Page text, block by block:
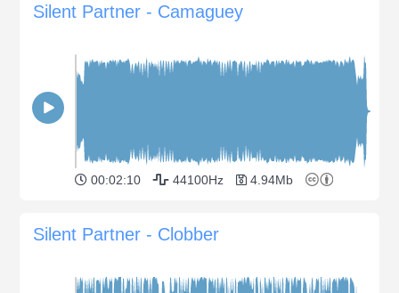
Silent Partner - Camaguey
00:02:10 44100Hz 4.94Mb
Silent Partner - Clobber